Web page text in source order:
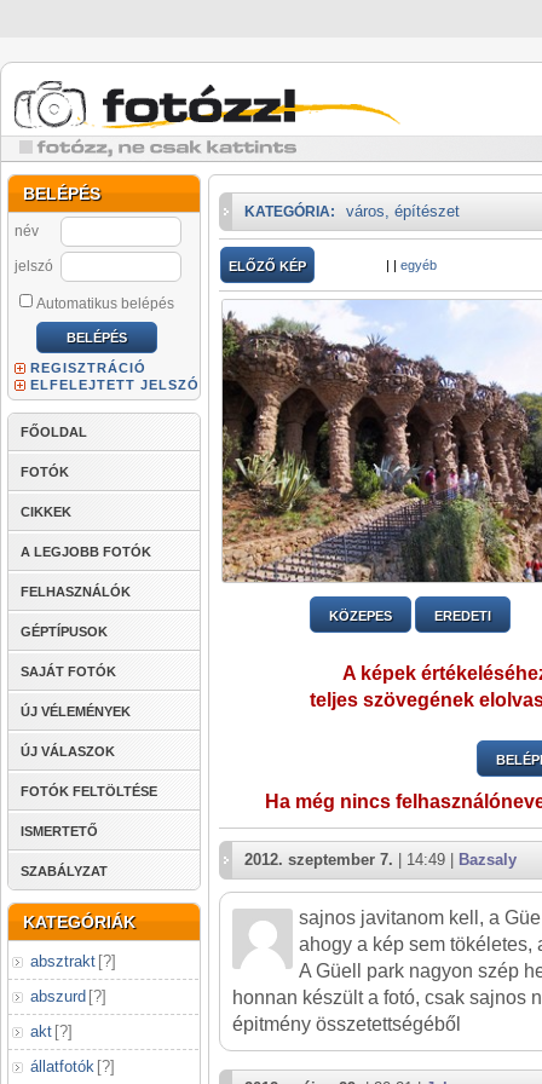
BELÉPÉS
név
jelszó
Automatikus belépés
REGISZTRÁCIÓ
ELFELEJTETT JELSZÓ
FŐOLDAL
FOTÓK
CIKKEK
A LEGJOBB FOTÓK
FELHASZNÁLÓK
GÉPTÍPUSOK
SAJÁT FOTÓK
ÚJ VÉLEMÉNYEK
ÚJ VÁLASZOK
FOTÓK FELTÖLTÉSE
ISMERTETŐ
SZABÁLYZAT
KATEGÓRIÁK
absztrakt [?]
abszurd [?]
akt [?]
állatfotók [?]
KATEGÓRIA: város, építészet
ELŐZŐ KÉP | | egyéb
KÖZEPES EREDETI
A képek
teljes szövegének
Ha még nincs
2012. szeptember 7. | 14:49 | Bazsaly
sajnos javitanom kell, a
ahogy a kép sem tökéletes,
A Güell park nagyon szép
honnan készült a fotó, csak sajnos
épitmény összetettségéből